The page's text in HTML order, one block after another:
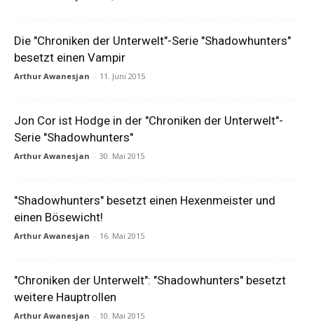
Die "Chroniken der Unterwelt"-Serie "Shadowhunters"
besetzt einen Vampir
Arthur Awanesjan - 11. Juni 2015
Jon Cor ist Hodge in der "Chroniken der Unterwelt"-
Serie "Shadowhunters"
Arthur Awanesjan - 30. Mai 2015
"Shadowhunters" besetzt einen Hexenmeister und
einen Bösewicht!
Arthur Awanesjan - 16. Mai 2015
"Chroniken der Unterwelt": "Shadowhunters" besetzt
weitere Hauptrollen
Arthur Awanesjan - 10. Mai 2015